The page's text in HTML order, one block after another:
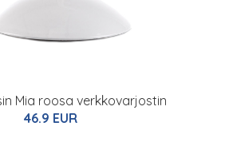
Mia roosa verkkovarjostin
46.9 EUR